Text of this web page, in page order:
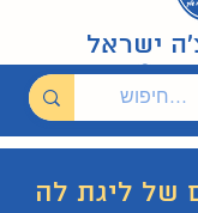
ישראל
של ליגת לה